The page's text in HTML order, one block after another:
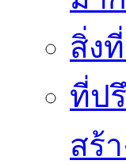
สิ่ง
ที่ป
สร้